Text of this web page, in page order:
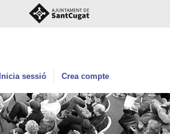
Inicia sessió Crea compte